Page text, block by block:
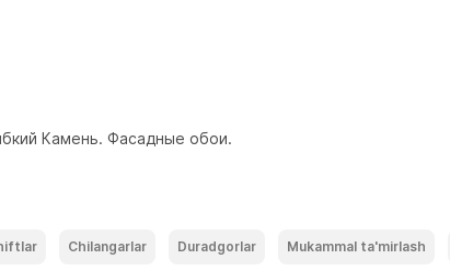
Камень. Фасадные обои.
Chilangarlar Duradgorlar Mukammal ta'mirlash